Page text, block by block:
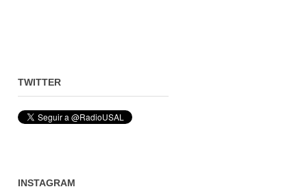
TWITTER
INSTAGRAM